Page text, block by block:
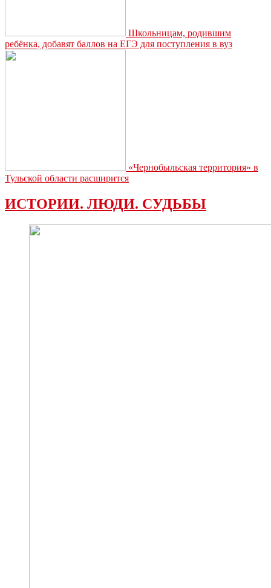
Школьницам, родившим
ребёнка, добавят баллов на ЕГЭ для поступления в вуз
«Чернобыльская территория» в
Тульской области расширится
ИСТОРИИ. ЛЮДИ. СУДЬБЫ